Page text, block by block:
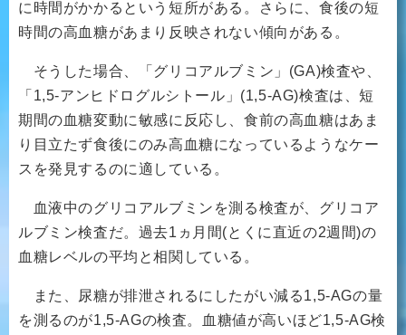
に時間がかかるという短所がある。さらに、食後の短
時間の高血糖があまり反映されない傾向がある。
そうした場合、「グリコアルブミン」(GA)検査や、
「1,5-アンヒドログルシトール」(1,5-AG)検査は、短
期間の血糖変動に敏感に反応し、食前の高血糖はあま
り目立たず食後にのみ高血糖になっているようなケー
スを発見するのに適している。
血液中のグリコアルブミンを測る検査が、グリコア
ルブミン検査だ。過去1ヵ月間(とくに直近の2週間)の
血糖レベルの平均と相関している。
また、尿糖が排泄されるにしたがい減る1,5-AGの量
を測るのが1,5-AGの検査。血糖値が高いほど1,5-AG検